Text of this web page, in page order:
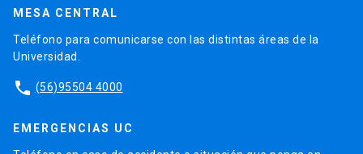
MESA CENTRAL
Teléfono para comunicarse con las distintas áreas de la
Universidad.
phone (56)95504 4000
EMERGENCIAS UC